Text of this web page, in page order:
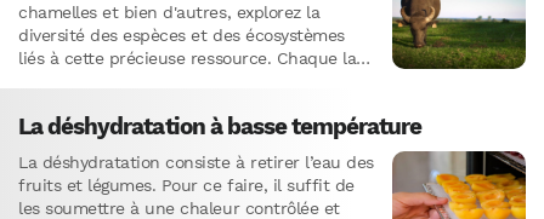
chamelles et bien d'autres, explorez la
diversité des espèces et des écosystèmes
liés à cette précieuse ressource. Chaque lait
mondiale.
La déshydratation à basse température
La déshydratation consiste à retirer l’eau des
fruits et légumes. Pour ce faire, il suffit de
les soumettre à une chaleur contrôlée et